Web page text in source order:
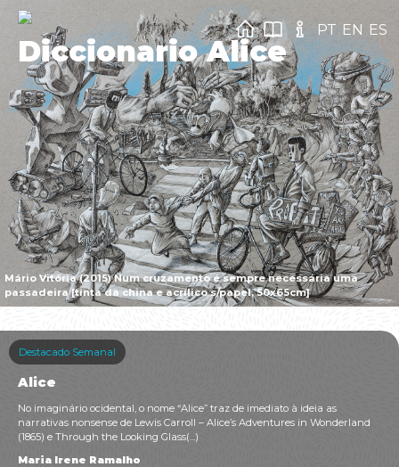
Mário Vitória (2015) Num cruzamento é sempre necessária uma
passadeira [tinta da china e acrílico s/papel, 50x65cm]
Diccionario Alice
PT EN ES
Destacado Semanal
Alice
No imaginário ocidental, o nome “Alice” traz de imediato à ideia as
narrativas nonsense de Lewis Carroll – Alice’s Adventures in Wonderland
(1865) e Through the Looking Glass(...)
Maria Irene Ramalho